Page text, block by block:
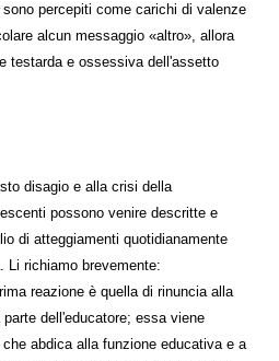
percepiti come carichi di valenze
alcun messaggio «altro», allora
testarda e ossessiva dell'assetto
disagio e alla crisi della
possono venire descritte e
di atteggiamenti quotidianamente
Li richiamo brevemente:
reazione è quella di rinuncia alla
dell'educatore; essa viene
abdica alla funzione educativa e a